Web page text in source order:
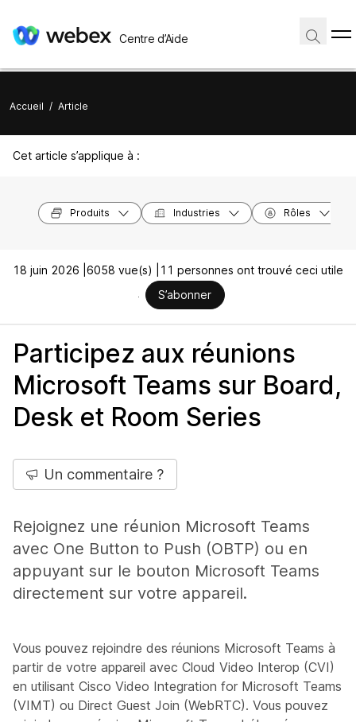
Centre d’Aide
Accueil / Article
Cet article s’applique à :
Produits Industries Rôles
18 juin 2026 | 6058 vue(s) |
11 personnes ont trouvé ceci utile
S’abonner
Participez aux réunions
Microsoft Teams sur Board,
Desk et Room Series
Un commentaire ?
Rejoignez une réunion Microsoft Teams
avec One Button to Push (OBTP) ou en
appuyant sur le bouton Microsoft Teams
directement sur votre appareil.
Vous pouvez rejoindre des réunions Microsoft Teams à
partir de votre appareil avec Cloud Video Interop (CVI)
en utilisant Cisco Video Integration for Microsoft Teams
(VIMT) ou Direct Guest Join (WebRTC). Vous pouvez